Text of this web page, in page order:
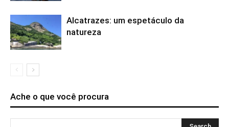
Alcatrazes: um espetáculo da
natureza
Ache o que você procura